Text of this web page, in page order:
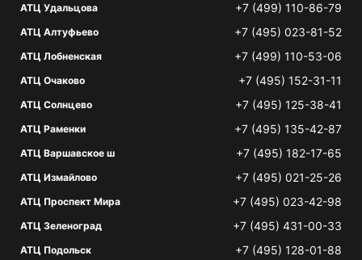
АТЦ Удальцова +7 (499) 110-86-79
АТЦ Алтуфьево +7 (495) 023-81-52
АТЦ Лобненская +7 (499) 110-53-06
АТЦ Очаково +7 (495) 152-31-11
АТЦ Солнцево +7 (495) 125-38-41
АТЦ Раменки +7 (495) 135-42-87
АТЦ Варшавское ш +7 (495) 182-17-65
АТЦ Измайлово +7 (495) 021-25-26
АТЦ Проспект Мира +7 (495) 023-42-98
АТЦ Зеленоград +7 (495) 431-00-33
АТЦ Подольск +7 (495) 128-01-88